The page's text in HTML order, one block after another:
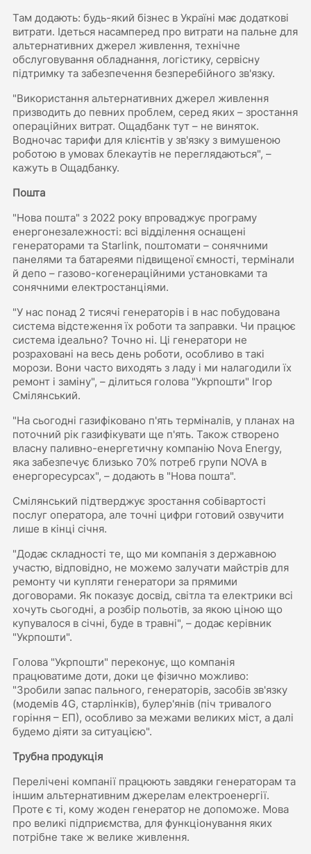
Там додають: будь-який бізнес в Україні має додаткові
витрати. Ідеться насамперед про витрати на пальне для
альтернативних джерел живлення, технічне
обслуговування обладнання, логістику, сервісну
підтримку та забезпечення безперебійного зв'язку.
"Використання альтернативних джерел живлення
призводить до певних проблем, серед яких – зростання
операційних витрат. Ощадбанк тут – не виняток.
Водночас тарифи для клієнтів у зв'язку з вимушеною
роботою в умовах блекаутів не переглядаються", –
кажуть в Ощадбанку.
Пошта
"Нова пошта" з 2022 року впроваджує програму
енергонезалежності: всі відділення оснащені
генераторами та Starlink, поштомати – сонячними
панелями та батареями підвищеної ємності, термінали
й депо – газово-когенераційними установками та
сонячними електростанціями.
"У нас понад 2 тисячі генераторів і в нас побудована
система відстеження їх роботи та заправки. Чи працює
система ідеально? Точно ні. Ці генератори не
розраховані на весь день роботи, особливо в такі
морози. Вони часто виходять з ладу і ми налагодили їх
ремонт і заміну", – ділиться голова "Укрпошти" Ігор
Смілянський.
"На сьогодні газифіковано п'ять терміналів, у планах на
поточний рік газифікувати ще п'ять. Також створено
власну паливно-енергетичну компанію Nova Energy,
яка забезпечує близько 70% потреб групи NOVA в
енергоресурсах", – додають в "Нова пошта".
Смілянський підтверджує зростання собівартості
послуг оператора, але точні цифри готовий озвучити
лише в кінці січня.
"Додає складності те, що ми компанія з державною
участю, відповідно, не можемо залучати майстрів для
ремонту чи купляти генератори за прямими
договорами. Як показує досвід, світла та електрики всі
хочуть сьогодні, а розбір польотів, за якою ціною що
купувалося в січні, буде в травні", – додає керівник
"Укрпошти".
Голова "Укрпошти" переконує, що компанія
працюватиме доти, доки це фізично можливо:
"Зробили запас пального, генераторів, засобів зв'язку
(модемів 4G, старлінків), булер'янів (піч тривалого
горіння – ЕП), особливо за межами великих міст, а далі
будемо діяти за ситуацією".
Трубна продукція
Перелічені компанії працюють завдяки генераторам та
іншим альтернативним джерелам електроенергії.
Проте є ті, кому жоден генератор не допоможе. Мова
про великі підприємства, для функціонування яких
потрібне таке ж велике живлення.